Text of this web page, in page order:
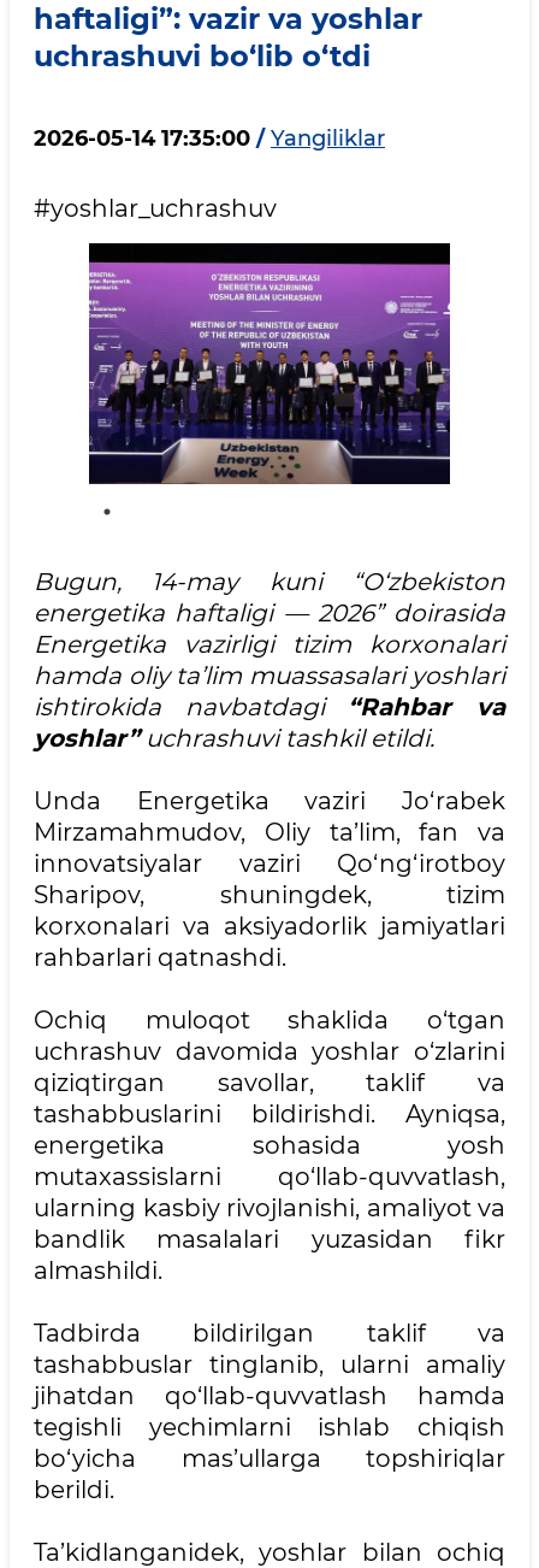
haftaligi”: vazir va yoshlar
uchrashuvi bo‘lib o‘tdi
2026-05-14 17:35:00 / Yangiliklar
#yoshlar_uchrashuv
Bugun, 14-may kuni “O‘zbekiston
energetika haftaligi — 2026” doirasida
Energetika vazirligi tizim korxonalari
hamda oliy ta’lim muassasalari yoshlari
ishtirokida navbatdagi
“Rahbar va
yoshlar”uchrashuvi tashkil etildi.
Unda Energetika vaziri Jo‘rabek
Mirzamahmudov, Oliy ta’lim, fan va
innovatsiyalar vaziri Qo‘ng‘irotboy
Sharipov, shuningdek, tizim
korxonalari va aksiyadorlik jamiyatlari
rahbarlari qatnashdi.
Ochiq muloqot shaklida o‘tgan
uchrashuv davomida yoshlar o‘zlarini
qiziqtirgan savollar, taklif va
tashabbuslarini bildirishdi. Ayniqsa,
energetika sohasida yosh
mutaxassislarni qo‘llab-quvvatlash,
ularning kasbiy rivojlanishi, amaliyot va
bandlik masalalari yuzasidan fikr
almashildi.
Tadbirda bildirilgan taklif va
tashabbuslar tinglanib, ularni amaliy
jihatdan qo‘llab-quvvatlash hamda
tegishli yechimlarni ishlab chiqish
bo‘yicha mas’ullarga topshiriqlar
berildi.
Ta’kidlanganidek, yoshlar bilan ochiq